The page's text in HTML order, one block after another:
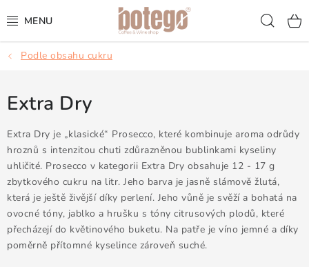
na
KÁVA
FRAPPÉ
VÍNA
ŠUMIVÁ VÍNA
KOKTEJLY & APERITIVY
ČAJ & ČOKOLÁDA
Podle obsahu cukru
Extra Dry
Extra Dry je „klasické“ Prosecco, které kombinuje aroma odrůdy
hroznů s intenzitou chuti zdůrazněnou bublinkami kyseliny
uhličité. Prosecco v kategorii Extra Dry obsahuje 12 - 17 g
zbytkového cukru na litr. Jeho barva je jasně slámově žlutá,
která je ještě živější díky perlení. Jeho vůně je svěží a bohatá na
ovocné tóny, jablko a hrušku s tóny citrusových plodů, které
přecházejí do květinového buketu. Na patře je víno jemné a díky
poměrně přítomné kyselince zároveň suché.